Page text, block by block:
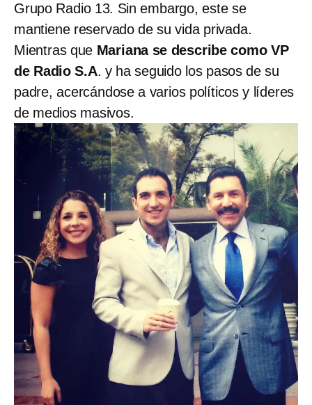
Grupo Radio 13. Sin embargo, este se
mantiene reservado de su vida privada.
Mientras que Mariana se describe como VP
de Radio S.A. y ha seguido los pasos de su
padre, acercándose a varios políticos y líderes
de medios masivos.